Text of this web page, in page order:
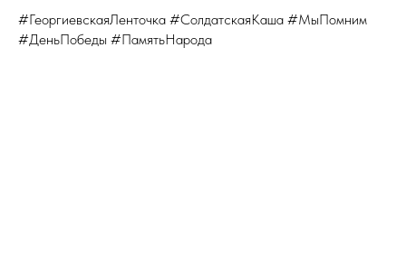
#ГеоргиевскаяЛенточка #СолдатскаяКаша #МыПомним
#ДеньПобеды #ПамятьНарода